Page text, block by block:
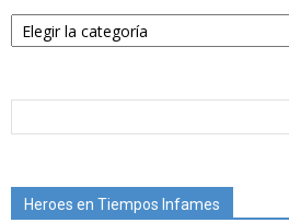
Categorías
Heroes en Tiempos Infames